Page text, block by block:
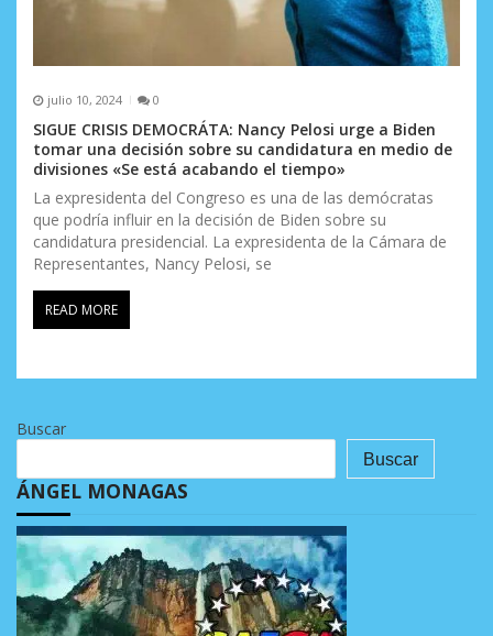
julio 10, 2024 0
SIGUE CRISIS DEMOCRÁTA: Nancy Pelosi urge a Biden
tomar una decisión sobre su candidatura en medio de
divisiones «Se está acabando el tiempo»
La expresidenta del Congreso es una de las demócratas
que podría influir en la decisión de Biden sobre su
candidatura presidencial. La expresidenta de la Cámara de
Representantes, Nancy Pelosi, se
READ MORE
Buscar
Buscar
ÁNGEL MONAGAS